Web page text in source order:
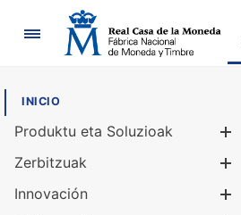
Nabigazioa
INICIO
Produktu eta Soluzioak
Zerbitzuak
Innovación